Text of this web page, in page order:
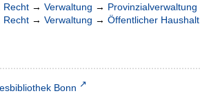
Recht → Verwaltung → Provinzialverwaltung
Recht → Verwaltung → Öffentlicher Haushalt
Bonn